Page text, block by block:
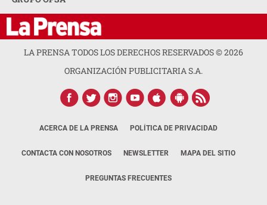
LA PRENSA TODOS LOS DERECHOS RESERVADOS ©2026
ORGANIZACIÓN PUBLICITARIA S.A.
ACERCA DE LA PRENSA POLÍTICA DE PRIVACIDAD
CONTACTA CON NOSOTROS NEWSLETTER MAPA DEL SITIO
PREGUNTAS FRECUENTES